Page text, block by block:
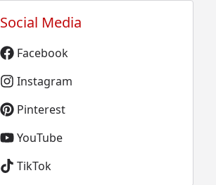
Social Media
Facebook
Instagram
Pinterest
YouTube
TikTok